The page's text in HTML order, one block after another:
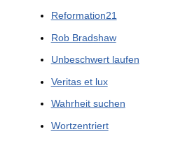
Reformation21
Rob Bradshaw
Unbeschwert laufen
Veritas et lux
Wahrheit suchen
Wortzentriert